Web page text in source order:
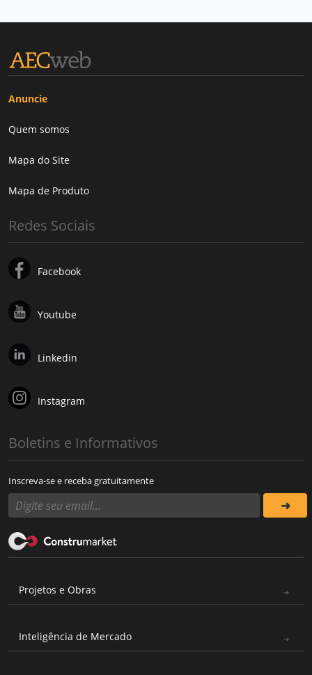
Anuncie
Quem somos
Mapa do Site
Mapa de Produto
Redes Sociais
Facebook
Youtube
Linkedin
Instagram
Boletins e Informativos
Inscreva-se e receba gratuitamente
Projetos e Obras
Inteligência de Mercado